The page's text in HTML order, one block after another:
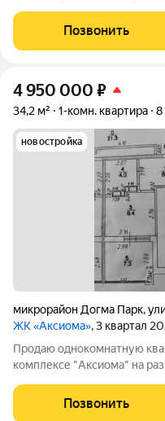
дворовые территории с
отдыха создают комфортную
Позвонить
4 950 000 ₽
34,2 м² 1-комн. квартира 8
новостройка
микрорайон Догма Парк,
ЖК «Аксиома», 3 квартал
Продаю однокомнатную
комплексе "Аксиома" на
здания с видом на двор.
для отдельной комнаты или
Позвонить